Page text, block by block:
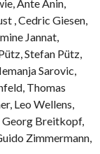
Ante Anin,
, Cedric Giesen,
Jannat,
Stefan Pütz,
Sarovic,
Thomas
Leo Wellens,
Georg Breitkopf,
Zimmermann,